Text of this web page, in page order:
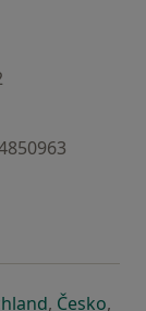
scheda
nuova scheda
in una nuova
scheda
una nuova
si apre in
, Českosi
,